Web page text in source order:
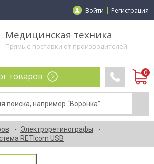
Войти Регистрация
Медицинская техника
Прямые поставки от производителей
товаров
Электроретинографы
RETIcom USB